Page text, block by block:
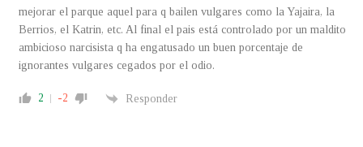
mejorar el parque aquel para q bailen vulgares como la Yajaira, la
Berrios, el Katrin, etc. Al final el pais está controlado por un maldito
ambicioso narcisista q ha engatusado un buen porcentaje de
ignorantes vulgares cegados por el odio.
2 -2 Responder